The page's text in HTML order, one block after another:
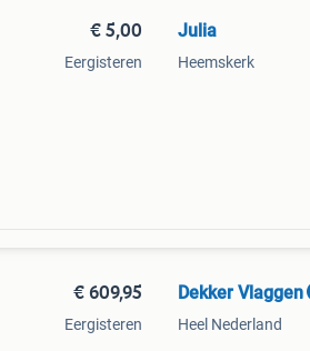
€ 5,00
Eergisteren
Julia
Heemskerk
€ 609,95
Eergisteren
Dekker Vlaggen
Heel Nederland